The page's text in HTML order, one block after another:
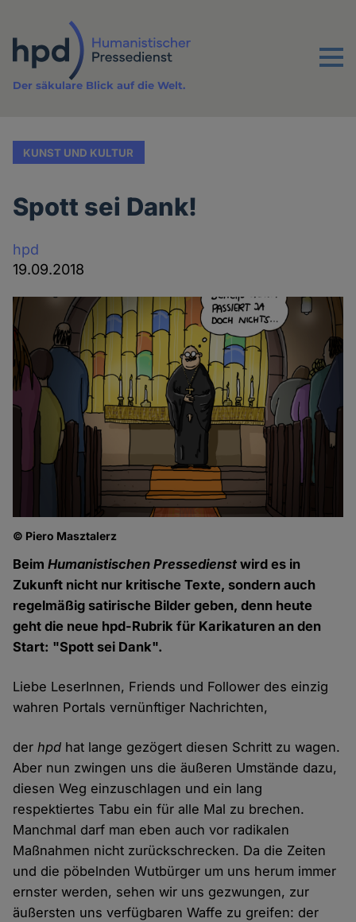
Inhalt
Menu
Der säkulare Blick auf die Welt.
KUNST UND KULTUR
Spott sei Dank!
hpd
19.09.2018
© Piero Masztalerz
BeimHumanistischen Pressedienstwird es in
Zukunft nicht nur kritische Texte, sondern auch
regelmäßig satirische Bilder geben, denn heute
geht die neue hpd-Rubrik für Karikaturen an den
Start: "Spott sei Dank".
Liebe LeserInnen, Friends und Follower des einzig
wahren Portals vernünftiger Nachrichten,
derhpd hat lange gezögert diesen Schritt zu wagen.
Aber nun zwingen uns die äußeren Umstände dazu,
diesen Weg einzuschlagen und ein lang
respektiertes Tabu ein für alle Mal zu brechen.
Manchmal darf man eben auch vor radikalen
Maßnahmen nicht zurückschrecken. Da die Zeiten
und die pöbelnden Wutbürger um uns herum immer
ernster werden, sehen wir uns gezwungen, zur
äußersten uns verfügbaren Waffe zu greifen: der